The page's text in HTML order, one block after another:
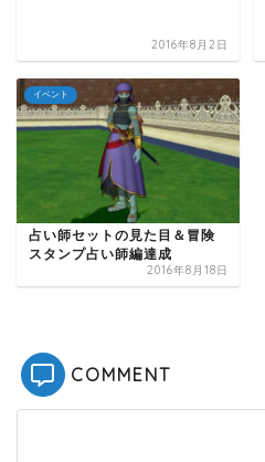
2016年8月2日
イベント
占い師セットの見た目＆冒険
スタンプ占い師編達成
2016年8月18日
COMMENT